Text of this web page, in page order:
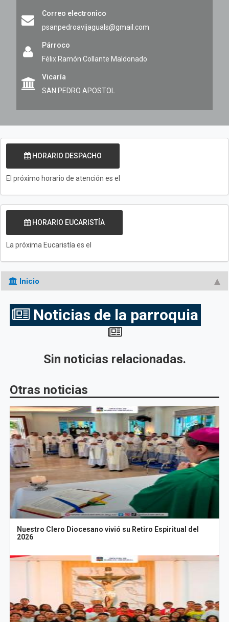
Correo electronico
psanpedroavijaguals@gmail.com
Párroco
Félix Ramón Collante Maldonado
Vicaría
SAN PEDRO APOSTOL
HORARIO DESPACHO
El próximo horario de atención es el
HORARIO EUCARISTÍA
La próxima Eucaristía es el
Inicio
Noticias de la parroquia
Sin noticias relacionadas.
Otras noticias
Nuestro Clero Diocesano vivió su Retiro Espiritual del
2026